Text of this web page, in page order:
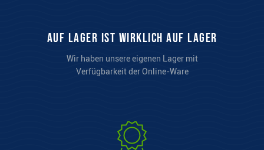
auf Lager ist wirklich auf Lager
Wir haben unsere eigenen Lager mit
Verfügbarkeit der Online-Ware